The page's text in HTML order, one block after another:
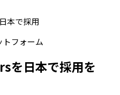
本で採用
フォーム
日本で採用を